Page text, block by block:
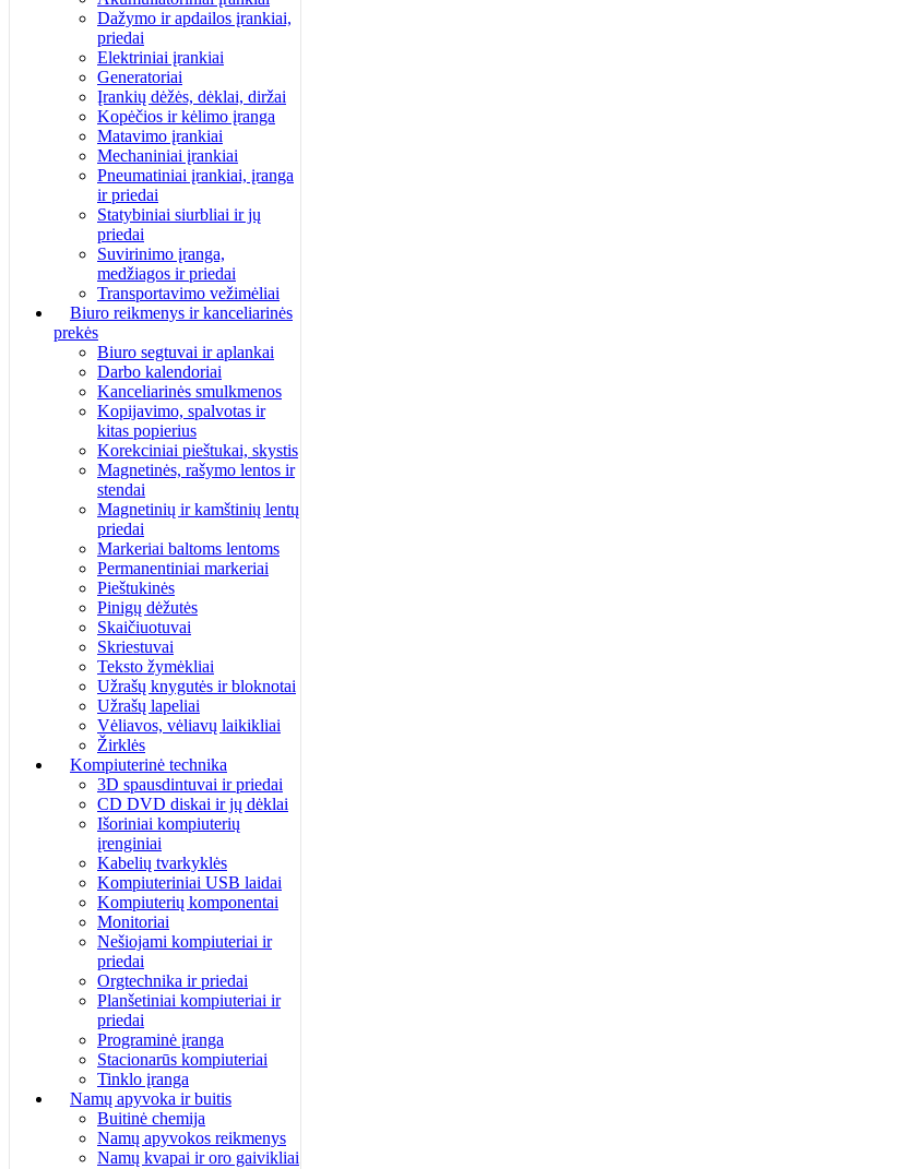
Dažymo ir apdailos įrankiai,
priedai
Elektriniai įrankiai
Generatoriai
Įrankių dėžės, dėklai, diržai
Kopėčios ir kėlimo įranga
Matavimo įrankiai
Mechaniniai įrankiai
Pneumatiniai įrankiai, įranga
ir priedai
Statybiniai siurbliai ir jų
priedai
Suvirinimo įranga,
medžiagos ir priedai
Transportavimo vežimėliai
Biuro reikmenys ir kanceliarinės
prekės
Biuro segtuvai ir aplankai
Darbo kalendoriai
Kanceliarinės smulkmenos
Kopijavimo, spalvotas ir
kitas popierius
Korekciniai pieštukai, skystis
Magnetinės, rašymo lentos ir
stendai
Magnetinių ir kamštinių lentų
priedai
Markeriai baltoms lentoms
Permanentiniai markeriai
Pieštukinės
Pinigų dėžutės
Skaičiuotuvai
Skriestuvai
Teksto žymėkliai
Užrašų knygutės ir bloknotai
Užrašų lapeliai
Vėliavos, vėliavų laikikliai
Žirklės
Kompiuterinė technika
3D spausdintuvai ir priedai
CD DVD diskai ir jų dėklai
Išoriniai kompiuterių
įrenginiai
Kabelių tvarkyklės
Kompiuteriniai USB laidai
Kompiuterių komponentai
Monitoriai
Nešiojami kompiuteriai ir
priedai
Orgtechnika ir priedai
Planšetiniai kompiuteriai ir
priedai
Programinė įranga
Stacionarūs kompiuteriai
Tinklo įranga
Namų apyvoka ir buitis
Buitinė chemija
Namų apyvokos reikmenys
Namų kvapai ir oro gaivikliai